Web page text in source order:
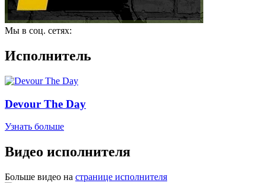
Мы в соц. сетях:
Исполнитель
Devour The Day
Узнать больше
Видео исполнителя
Больше видео на странице исполнителя